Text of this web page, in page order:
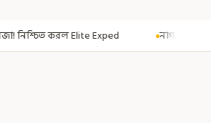
নাগরিকত্ব দিতেই CAA! ৩০০ মতুয়াকে